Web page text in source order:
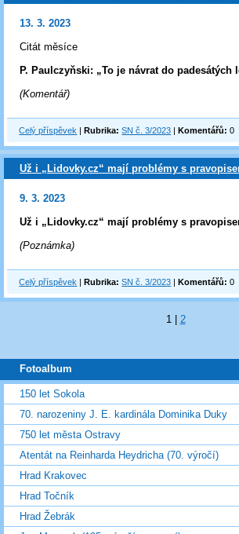
13. 3. 2023
Citát měsíce
P. Paulczyňski: „To je návrat do padesátých
(Komentář)
Celý příspěvek |Rubrika: SN č. 3/2023 |Komentářů: 0
Už i „Lidovky.cz“ mají problémy s
9. 3. 2023
Už i „Lidovky.cz“ mají problémy s
(Poznámka)
Celý příspěvek |Rubrika: SN č. 3/2023 |Komentářů: 0
1
2
Fotoalbum
150 let Sokola
70. narozeniny J. E. kardinála Dominika Duky
750 let města Ostravy
Atentát na Reinharda Heydricha (70. výročí)
Hrad Krakovec
Hrad Točník
Hrad Žebrák